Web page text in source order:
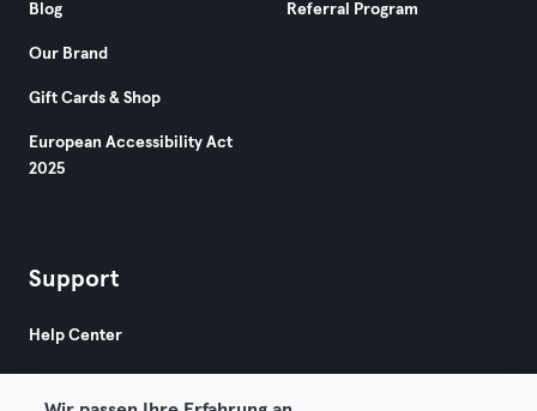
Blog
Our Brand
Gift Cards & Shop
European Accessibility Act
2025
Referral Program
Support
Help Center